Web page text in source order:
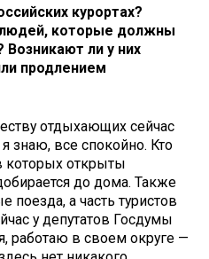
курортах?
людей, которые должны
Возникают ли у них
продлением
отдыхающих сейчас
знаю, все спокойно. Кто
которых открыты
до дома. Также
поезда, а часть туристов
у депутатов Госдумы
работаю в своем округе —